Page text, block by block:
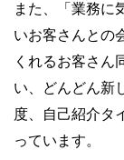
また、「業務に
いお客さんとの
くれるお客さん
い、どんどん新
度、自己紹介タ
っています。